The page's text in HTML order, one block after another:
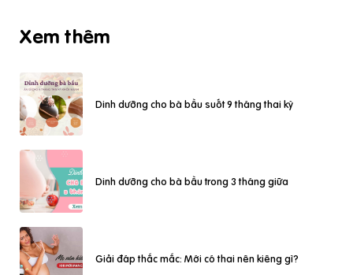
Xem thêm
Dinh dưỡng cho bà bầu suốt 9 tháng thai kỳ
Dinh dưỡng cho bà bầu trong 3 tháng giữa
Giải đáp thắc mắc: Mới có thai nên kiêng gì?